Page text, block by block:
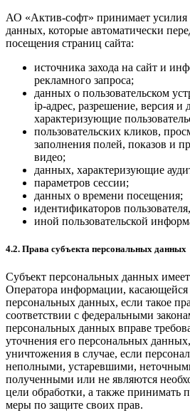
АО «Актив-софт» принимает усилия
данных, которые автоматически
посещения страниц сайта:
источника захода на сайт и
рекламного запроса;
данных о пользовательском
ip-адрес, разрешение, версия и
характеризующие
пользовательских кликов,
заполнения полей, показов и
видео;
данных, характеризующие
параметров сессии;
данных о времени посещения;
идентификаторов
иной пользовательской
4.2. Права субъекта персональных данных
Субъект персональных данных
Оператора информации, касающейся
персональных данных, если такое
соответствии с федеральными
персональных данных вправе
уточнения его персональных
уничтожения в случае, если
неполными, устаревшими,
полученными или не являются
цели обработки, а также принимать
меры по защите своих прав.